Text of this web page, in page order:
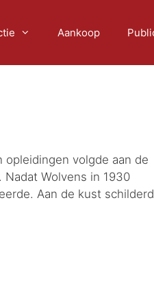
Aankoop
opleidingen volgde aan de
Wolvens in 1930
Aan de kust